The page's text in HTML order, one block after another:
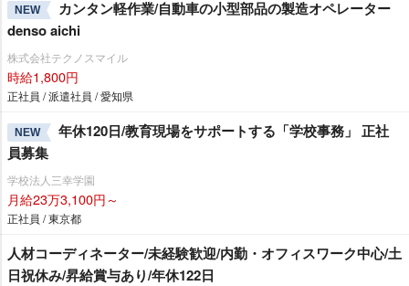
NEW
カンタン軽作業/自動車の小型部品の製造オペレーター
denso aichi
株式会社テクノスマイル
時給1,800円
正社員 / 派遣社員 / 愛知県
NEW
年休120日/教育現場をサポートする「学校事務」 正社
員募集
学校法人三幸学園
月給23万3,100円～
正社員 / 東京都
人材コーディネーター/未経験歓迎/内勤・オフィスワーク中心/土
日祝休み/昇給賞与あり/年休122日